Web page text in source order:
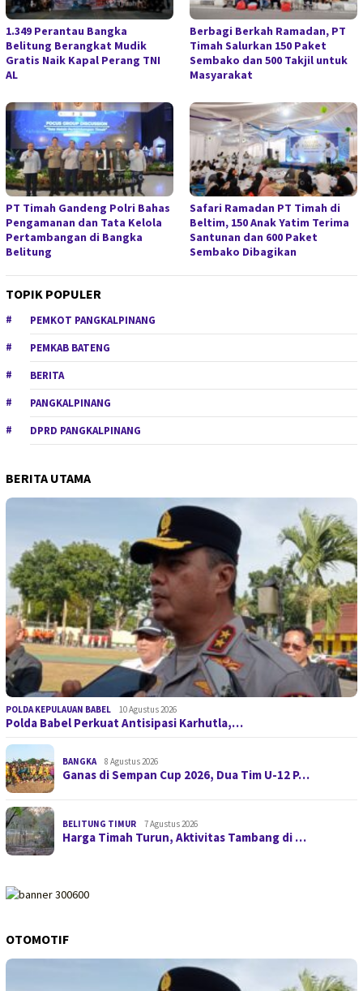
1.349 Perantau Bangka
Belitung Berangkat Mudik
Gratis Naik Kapal Perang TNI
AL
Berbagi Berkah Ramadan, PT
Timah Salurkan 150 Paket
Sembako dan 500 Takjil untuk
Masyarakat
PT Timah Gandeng Polri Bahas
Pengamanan dan Tata Kelola
Pertambangan di Bangka
Belitung
Safari Ramadan PT Timah di
Beltim, 150 Anak Yatim Terima
Santunan dan 600 Paket
Sembako Dibagikan
TOPIK POPULER
PEMKOT PANGKALPINANG
PEMKAB BATENG
BERITA
PANGKALPINANG
DPRD PANGKALPINANG
BERITA UTAMA
POLDA KEPULAUAN BABEL 10 Agustus 2026
Polda Babel Perkuat Antisipasi Karhutla,…
BANGKA 8 Agustus 2026
Ganas di Sempan Cup 2026, Dua Tim U-12 P…
BELITUNG TIMUR 7 Agustus 2026
Harga Timah Turun, Aktivitas Tambang di …
OTOMOTIF